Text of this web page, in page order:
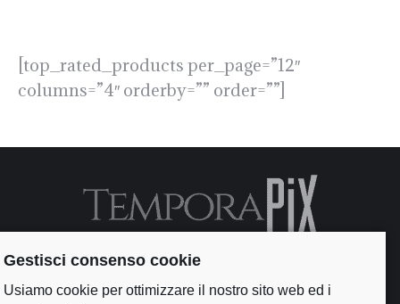
Gestisci consenso cookie
Usiamo cookie per ottimizzare il nostro sito web ed i
[top_rated_products per_page=”12″
columns=”4″ orderby=”” order=””]
Useful links